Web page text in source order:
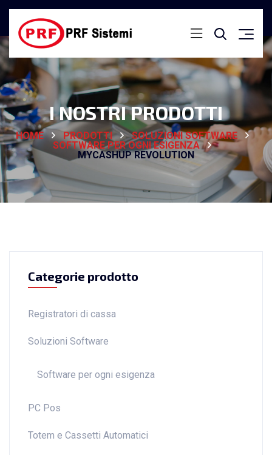
I NOSTRI PRODOTTI
HOME PRODOTTI
SOLUZIONI SOFTWARE
SOFTWARE PER OGNI ESIGENZA
MYCASHUP REVOLUTION
Categorie prodotto
Registratori di cassa
Soluzioni Software
Software per ogni esigenza
PC Pos
Totem e Cassetti Automatici